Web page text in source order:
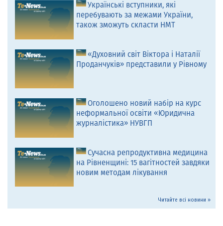
Українські вступники, які
перебувають за межами України,
також зможуть скласти НМТ
«Духовний світ Віктора і Наталії
Проданчуків» представили у Рівному
Оголошено новий набір на курс
неформальної освіти «Юридична
журналістика» НУВГП
Сучасна репродуктивна медицина
на Рівненщині: 15 вагітностей завдяки
новим методам лікування
Читайте всі новини »